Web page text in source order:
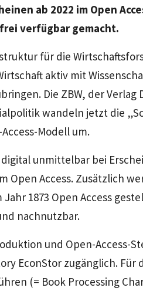
ab 2022 im Open
verfügbar gemacht.
für die
aktiv mit
Die ZBW, der
wandeln jetzt die
Modell um.
unmittelbar bei
Open Access. Zusätzlich
1873 Open Access
nachnutzbar.
und Open-Access-
EconStor zugänglich.
(= Book Processing